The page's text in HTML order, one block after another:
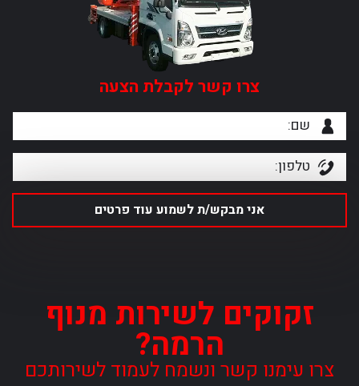
צרו קשר לקבלת הצעה
זקוקים לשירות מנוף
הרמה?
צרו עימנו קשר ונשמח לעמוד לשירותכם